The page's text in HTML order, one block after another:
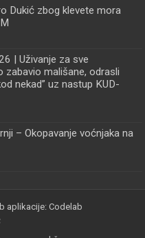
Dukić zbog klevete mora
| Uživanje za sve
zabavio mališane, odrasli
nekad” uz nastup KUD-
– Okopavanje voćnjaka na
aplikacije: Codelab